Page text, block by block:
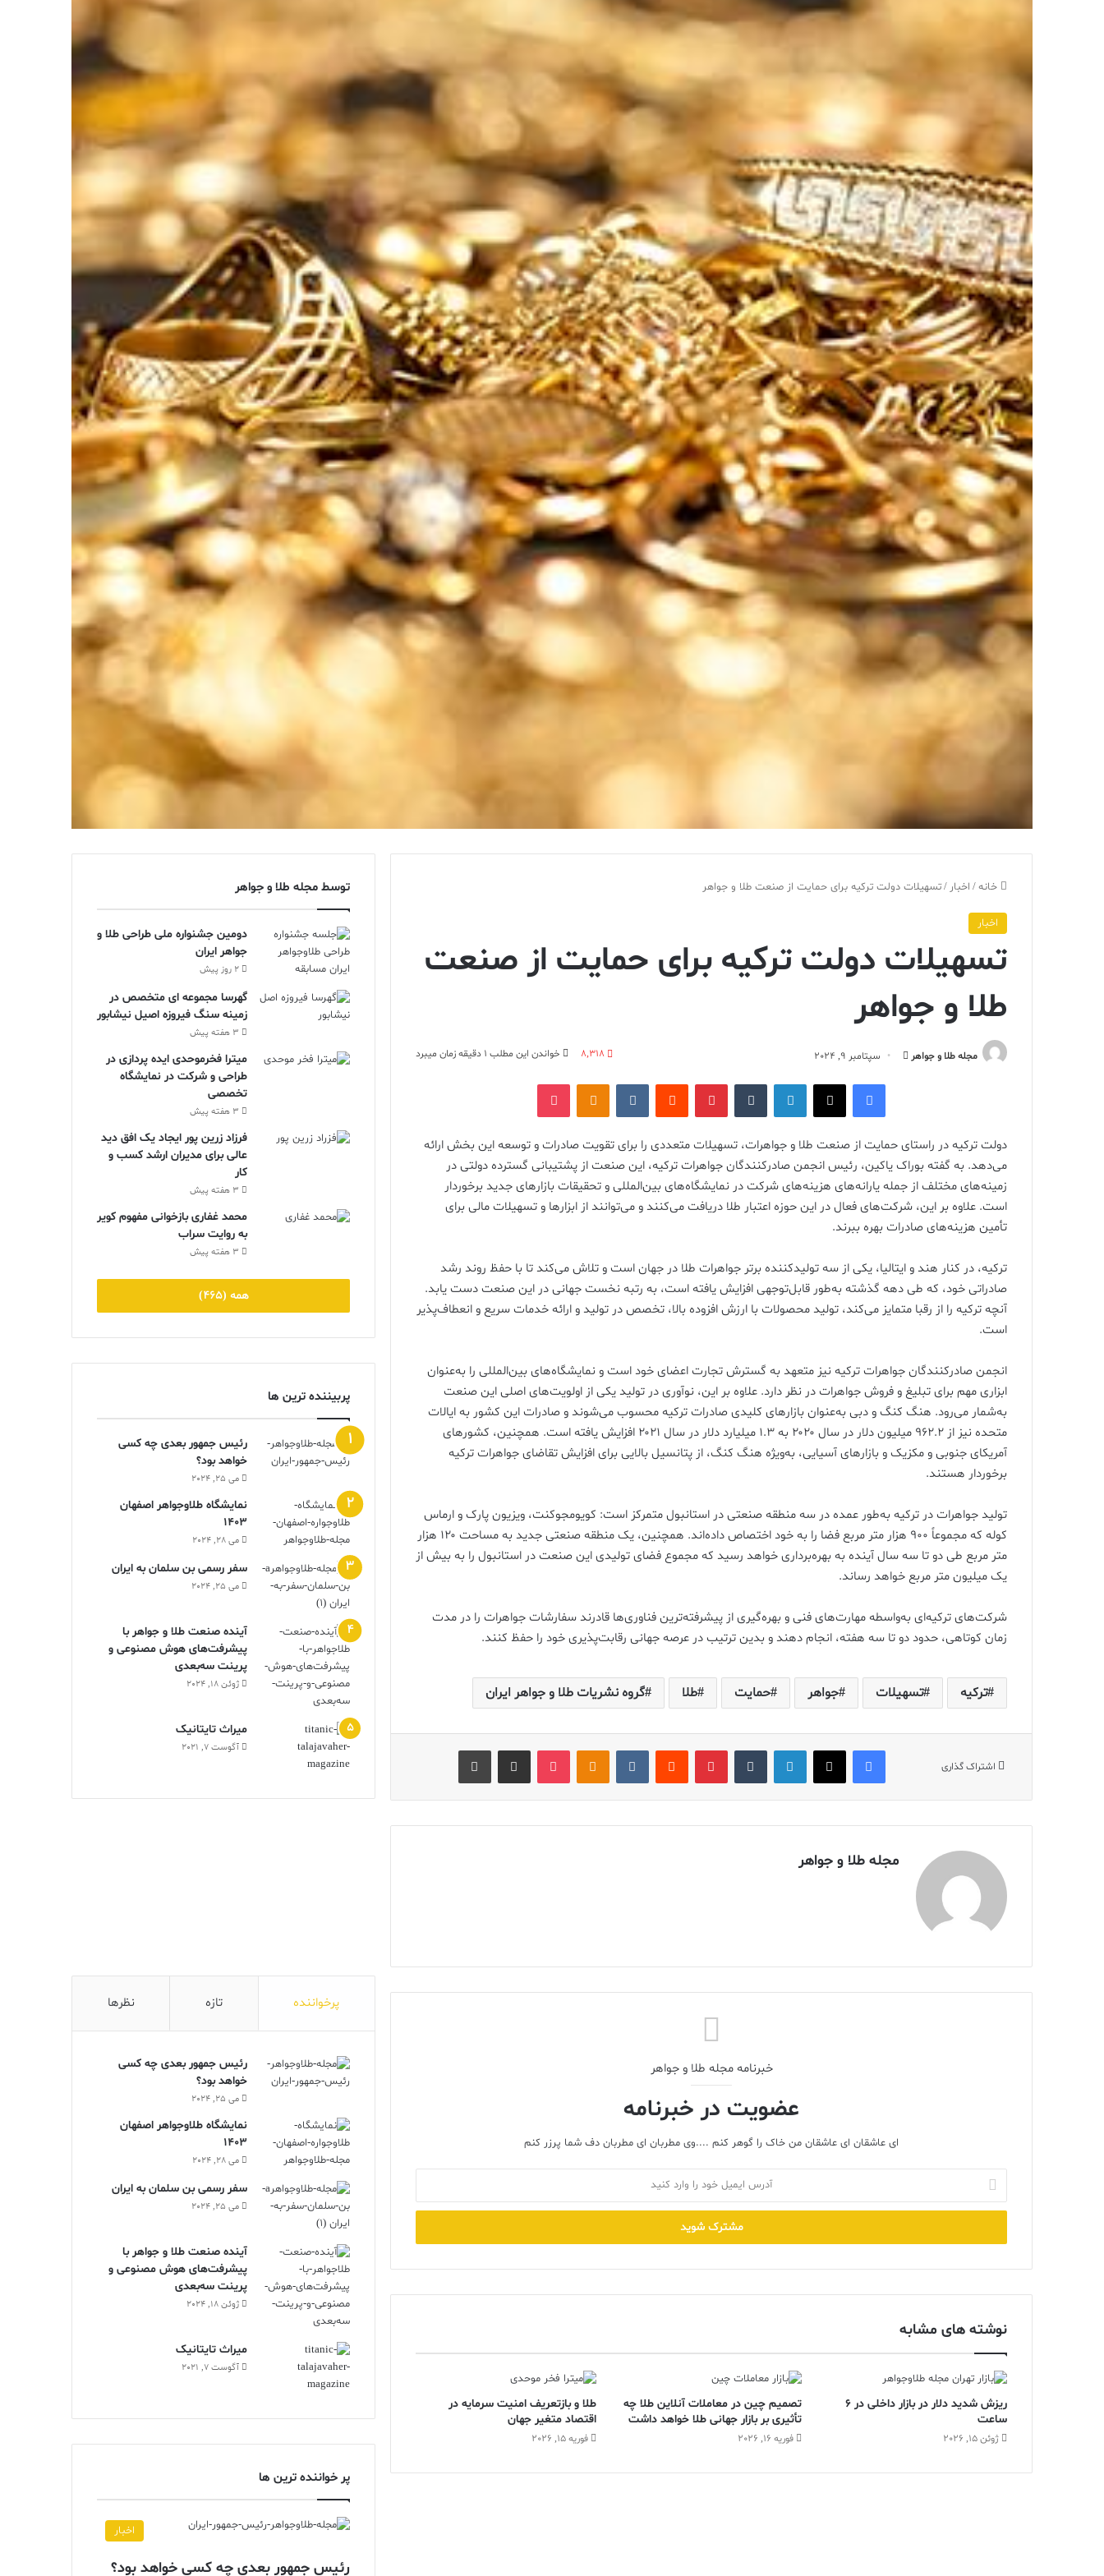
خانه/ اخبار /تسهیلات دولت ترکیه برای حمایت از صنعت طلا و جواهر
اخبار
تسهیلات دولت ترکیه برای حمایت از صنعت
طلا و جواهر
مجله طلا و جواهر
ارسال
سپتامبر 9, 2024 8,318 خواندن این مطلب 1 دقیقه زمان میبرد
فیس بوک X لینکدین ‫تامبلر ‫پین‌ترست‫رددیت ‫VKontakte
‫Odnoklassniki
پاکت
دولت ترکیه در راستای حمایت از صنعت طلا و جواهرات، تسهیلات متعددی را برای تقویت صادرات و توسعه این بخش ارائه
می‌دهد. به گفته بوراک یاکین، رئیس انجمن صادرکنندگان جواهرات ترکیه، این صنعت از پشتیبانی گسترده دولتی در
زمینه‌های مختلف از جمله یارانه‌های هزینه‌های شرکت در نمایشگاه‌های بین‌المللی و تحقیقات بازارهای جدید برخوردار
است. علاوه بر این، شرکت‌های فعال در این حوزه اعتبار طلا دریافت می‌کنند و می‌توانند از ابزارها و تسهیلات مالی برای
تأمین هزینه‌های صادرات بهره ببرند.
ترکیه، در کنار هند و ایتالیا، یکی از سه تولیدکننده برتر جواهرات طلا در جهان است و تلاش می‌کند تا با حفظ روند رشد
صادراتی خود، که طی دهه گذشته به‌طور قابل‌توجهی افزایش یافته است، به رتبه نخست جهانی در این صنعت دست یابد.
آنچه ترکیه را از رقبا متمایز می‌کند، تولید محصولات با ارزش افزوده بالا، تخصص در تولید و ارائه خدمات سریع و انعطاف‌پذیر
است.
انجمن صادرکنندگان جواهرات ترکیه نیز متعهد به گسترش تجارت اعضای خود است و نمایشگاه‌های بین‌المللی را به‌عنوان
ابزاری مهم برای تبلیغ و فروش جواهرات در نظر دارد. علاوه بر این، نوآوری در تولید یکی از اولویت‌های اصلی این صنعت
به‌شمار می‌رود. هنگ کنگ و دبی به‌عنوان بازارهای کلیدی صادرات ترکیه محسوب می‌شوند و صادرات این کشور به ایالات
متحده نیز از ۹۶۲.۲ میلیون دلار در سال ۲۰۲۰ به ۱.۳ میلیارد دلار در سال ۲۰۲۱ افزایش یافته است. همچنین، کشورهای
آمریکای جنوبی و مکزیک و بازارهای آسیایی، به‌ویژه هنگ کنگ، از پتانسیل بالایی برای افزایش تقاضای جواهرات ترکیه
برخوردار هستند.
تولید جواهرات در ترکیه به‌طور عمده در سه منطقه صنعتی در استانبول متمرکز است: کویومجوکنت، ویزیون پارک و ارماس
کوله که مجموعاً ۹۰۰ هزار متر مربع فضا را به خود اختصاص داده‌اند. همچنین، یک منطقه صنعتی جدید به مساحت ۱۲۰ هزار
متر مربع طی دو تا سه سال آینده به بهره‌برداری خواهد رسید که مجموع فضای تولیدی این صنعت در استانبول را به بیش از
یک میلیون متر مربع خواهد رساند.
شرکت‌های ترکیه‌ای به‌واسطه مهارت‌های فنی و بهره‌گیری از پیشرفته‌ترین فناوری‌ها قادرند سفارشات جواهرات را در مدت
زمان کوتاهی، حدود دو تا سه هفته، انجام دهند و بدین ترتیب در عرصه جهانی رقابت‌پذیری خود را حفظ کنند.
ترکیه تسهیلات جواهر حمایت طلا گروه نشریات طلا و جواهر ایران
اشتراک گذاری
فیس بوک X لینکدین ‫تامبلر ‫پین‌ترست‫رددیت ‫VKontakte
‫Odnoklassniki
پاکت اشتراک گذاری از طریق ایمیل چاپ
مجله طلا و جواهر
خبرنامه مجله طلا و جواهر
عضویت در خبرنامه
ای عاشقان ای عاشقان من خاک را گوهر کنم ....وی مطربان ای مطربان دف شما پرزر کنم
ایمیل
خود
وارد
نوشته های مشابه
ریزش شدید دلار در بازار داخلی در 6
ساعت
ژوئن 15, 2026
تصمیم چین در معاملات آنلاین طلا چه
تأثیری بر بازار جهانی طلا خواهد داشت
فوریه 16, 2026
طلا و بازتعریف امنیت سرمایه در
اقتصاد متغیر جهان
فوریه 15, 2026
توسط مجله طلا و جواهر
دومین جشنواره ملی طراحی طلا و
جواهر ایران
2 روز پیش
گهرسا مجموعه ای متخصص در
زمینه سنگ فیروزه اصیل نیشابور
3 هفته پیش
میترا فخرموحدی ایده پردازی در
طراحی و شرکت در نمایشگاه
تخصصی
3 هفته پیش
فرزاد زرین پور ایجاد یک افق دید
عالی برای مدیران ارشد کسب و
کار
3 هفته پیش
محمد غفاری بازخوانی مفهوم کویر
به روایت سراب
3 هفته پیش
همه (465)
پربیننده ترین ها
رئیس جمهور بعدی چه کسی
خواهد بود؟
می 25, 2024
نمایشگاه طلاوجواهر اصفهان
1403
می 28, 2024
سفر رسمی بن سلمان به ایران
می 25, 2024
آینده صنعت طلا و جواهر با
پیشرفت‌های هوش مصنوعی و
پرینت سه‌بعدی
ژوئن 18, 2024
ميراث تايتانيک
آگوست 7, 2021
پرخواننده تازه نظرها
رئیس جمهور بعدی چه کسی
خواهد بود؟
می 25, 2024
نمایشگاه طلاوجواهر اصفهان
1403
می 28, 2024
سفر رسمی بن سلمان به ایران
می 25, 2024
آینده صنعت طلا و جواهر با
پیشرفت‌های هوش مصنوعی و
پرینت سه‌بعدی
ژوئن 18, 2024
ميراث تايتانيک
آگوست 7, 2021
پر خواننده ترین ها
اخبار
رئیس جمهور بعدی چه کسی خواهد بود؟